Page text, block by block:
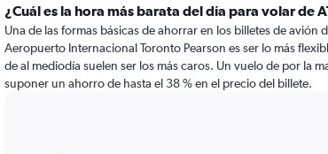
¿Cuál es la hora más barata del día para volar de
Una de las formas básicas de ahorrar en los billetes de avión
Aeropuerto Internacional Toronto Pearson es ser lo más
de al mediodía suelen ser los más caros. Un vuelo de por la
suponer un ahorro de hasta el 38 % en el precio del billete.